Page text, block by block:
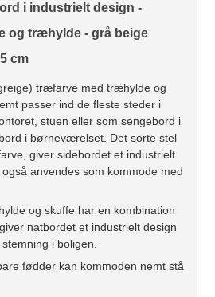
i industrielt design -
og træhylde - grå beige
cm
træfarve med træhylde og
passer ind de fleste steder i
stuen eller som sengebord i
i børneværelset. Det sorte stel
giver sidebordet et industrielt
anvendes som kommode med
og skuffe har en kombination
natbordet et industrielt design
i boligen.
fødder kan kommoden nemt stå